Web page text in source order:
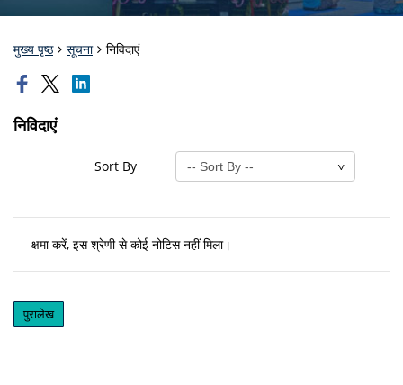
मुख्य पृष्ठ सूचना निविदाएं
निविदाएं
Sort By
क्षमा करें, इस श्रेणी से कोई नोटिस नहीं मिला।
पुरालेख